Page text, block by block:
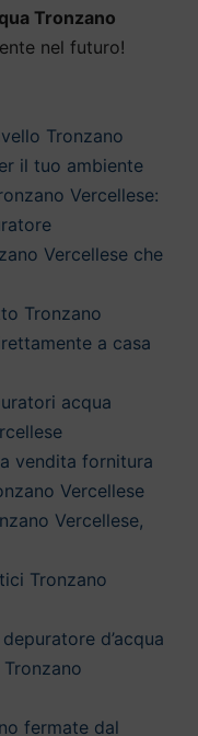
Tronzano
nel futuro!
Tronzano
il tuo ambiente
Vercellese:
Vercellese che
Tronzano
a casa
acqua
vendita fornitura
Vercellese
Vercellese,
Tronzano
d’acqua
fermate dal